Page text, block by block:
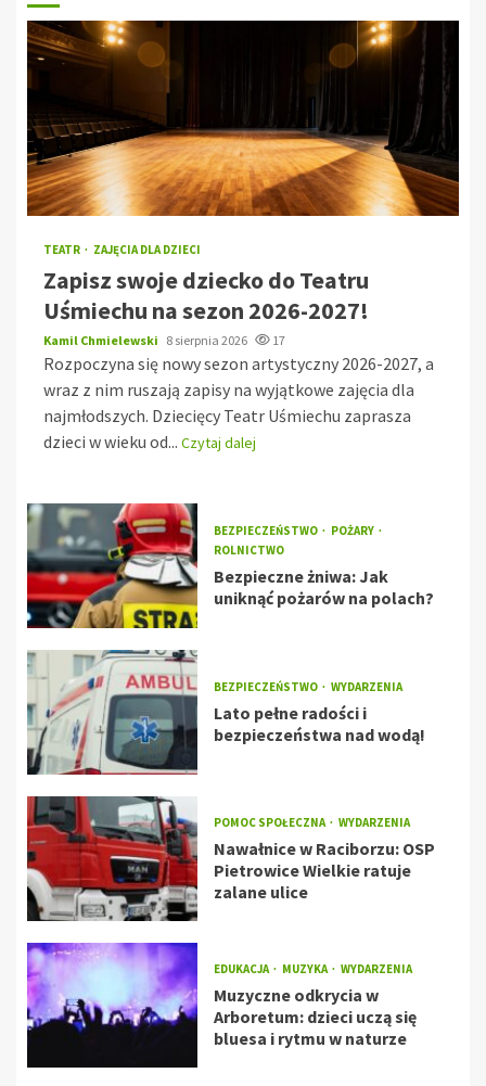
TEATR ZAJĘCIA DLA DZIECI
Zapisz swoje dziecko do Teatru
Uśmiechu na sezon 2026-2027!
Kamil Chmielewski 8 sierpnia 2026 17
Rozpoczyna się nowy sezon artystyczny 2026-2027, a
wraz z nim ruszają zapisy na wyjątkowe zajęcia dla
najmłodszych. Dziecięcy Teatr Uśmiechu zaprasza
dzieci w wieku od... Czytaj dalej
BEZPIECZEŃSTWO
POŻARY
ROLNICTWO
Bezpieczne żniwa: Jak
uniknąć pożarów na polach?
BEZPIECZEŃSTWO WYDARZENIA
Lato pełne radości i
bezpieczeństwa nad wodą!
POMOC SPOŁECZNA WYDARZENIA
Nawałnice w Raciborzu: OSP
Pietrowice Wielkie ratuje
zalane ulice
EDUKACJA MUZYKA WYDARZENIA
Muzyczne odkrycia w
Arboretum: dzieci uczą się
bluesa i rytmu w naturze